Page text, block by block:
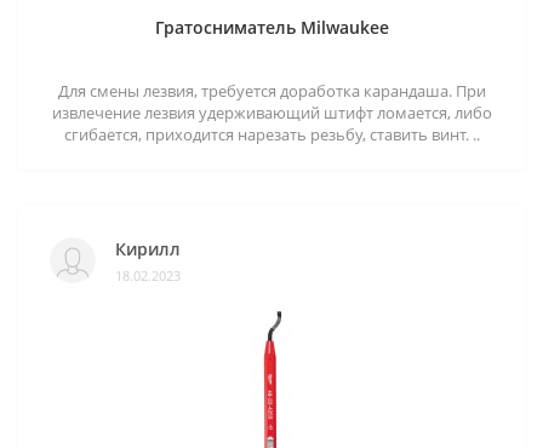
Гратосниматель Milwaukee
Для смены лезвия, требуется доработка карандаша. При
извлечение лезвия удерживающий штифт ломается, либо
сгибается, приходится нарезать резьбу, ставить винт. ..
Кирилл
18.02.2023